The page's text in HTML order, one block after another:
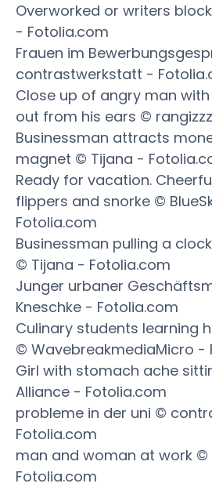
Overworked or writers
- Fotolia.com
Frauen im
contrastwerkstatt -
Close up of angry man
out from his ears ©
Businessman attracts
magnet © Tijana -
Ready for vacation.
flippers and snorke ©
Fotolia.com
Businessman pulling a
© Tijana - Fotolia.com
Junger urbaner
Kneschke - Fotolia.com
Culinary students learning
© WavebreakmediaMicro -
Girl with stomach ache
Alliance - Fotolia.com
probleme in der uni ©
Fotolia.com
man and woman at work
Fotolia.com